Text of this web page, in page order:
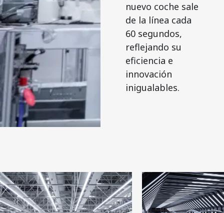
nuevo coche sale
de la línea cada
60 segundos,
reflejando su
eficiencia e
innovación
inigualables.